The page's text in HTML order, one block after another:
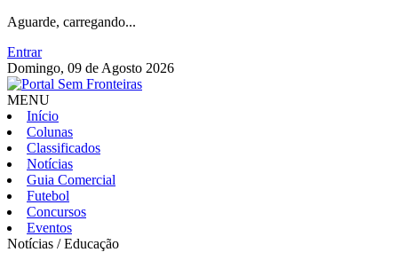
Aguarde, carregando...
Entrar
Domingo, 09 de Agosto 2026
MENU
Início
Colunas
Classificados
Notícias
Guia Comercial
Futebol
Concursos
Eventos
Notícias / Educação